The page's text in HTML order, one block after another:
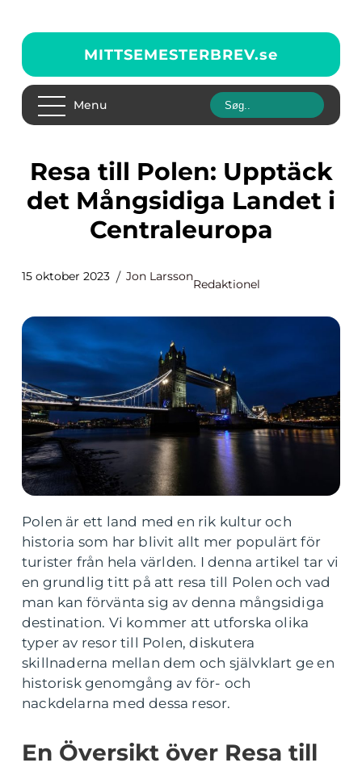
MITTSEMESTERBREV.se
Menu
Resa till Polen: Upptäck
det Mångsidiga Landet i
Centraleuropa
15 oktober 2023 Jon Larsson
Redaktionel
Polen är ett land med en rik kultur och
historia som har blivit allt mer populärt för
turister från hela världen. I denna artikel tar vi
en grundlig titt på att resa till Polen och vad
man kan förvänta sig av denna mångsidiga
destination. Vi kommer att utforska olika
typer av resor till Polen, diskutera
skillnaderna mellan dem och självklart ge en
historisk genomgång av för- och
nackdelarna med dessa resor.
En Översikt över Resa till